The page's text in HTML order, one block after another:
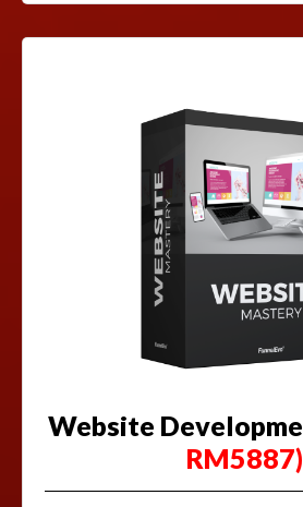
Website
RM5887)